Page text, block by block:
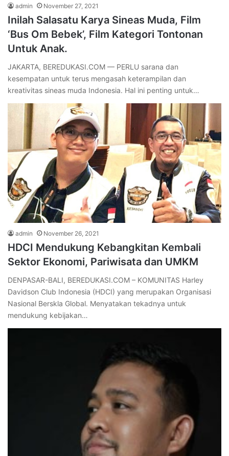
admin November 27, 2021
Inilah Salasatu Karya Sineas Muda, Film
‘Bus Om Bebek’, Film Kategori Tontonan
Untuk Anak.
JAKARTA, BEREDUKASI.COM — PERLU sarana dan
kesempatan untuk terus mengasah keterampilan dan
kreativitas sineas muda Indonesia. Hal ini penting untuk…
admin November 26, 2021
HDCI Mendukung Kebangkitan Kembali
Sektor Ekonomi, Pariwisata dan UMKM
DENPASAR-BALI, BEREDUKASI.COM – KOMUNITAS Harley
Davidson Club Indonesia (HDCI) yang merupakan Organisasi
Nasional Berskla Global. Menyatakan tekadnya untuk
mendukung kebijakan…